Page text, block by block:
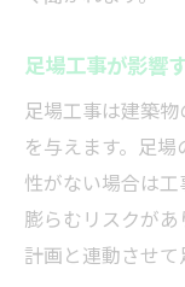
足場工事が影響
足場工事は建築
を与えます。足
性がない場合は
膨らむリスクが
計画と連動させて